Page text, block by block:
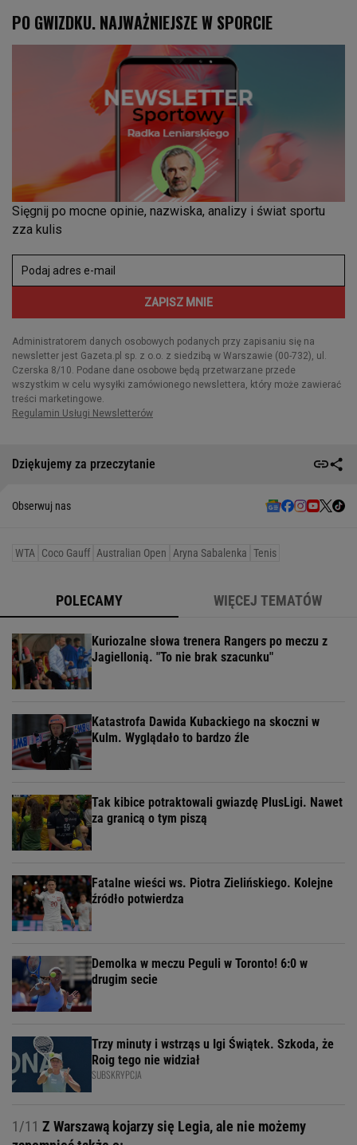
Dziękujemy za przeczytanie
Obserwuj nas
WTA Coco Gauff Australian Open Aryna Sabalenka Tenis
POLECAMY WIĘCEJ TEMATÓW
Kuriozalne słowa trenera Rangers po meczu z
Jagiellonią. "To nie brak szacunku"
Katastrofa Dawida Kubackiego na skoczni w
Kulm. Wyglądało to bardzo źle
Tak kibice potraktowali gwiazdę PlusLigi. Nawet
za granicą o tym piszą
Fatalne wieści ws. Piotra Zielińskiego. Kolejne
źródło potwierdza
Demolka w meczu Peguli w Toronto! 6:0 w
drugim secie
Trzy minuty i wstrząs u Igi Świątek. Szkoda, że
Roig tego nie widział
SUBSKRYPCJA
1/11 Z Warszawą kojarzy się Legia, ale nie możemy